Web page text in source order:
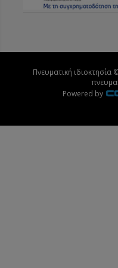
Πνευματική
Powered by